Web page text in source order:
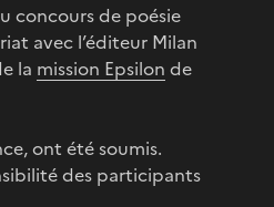
concours de poésie
avec l’éditeur Milan
la mission Epsilon de
ont été soumis.
des participants